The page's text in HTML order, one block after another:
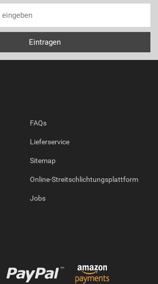
FAQs
Lieferservice
Sitemap
Online-Streitschlichtungsplattform
Jobs